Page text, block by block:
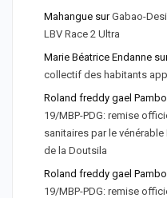
Mahangue surGabao-
LBV Race 2 Ultra
Marie Béatrice Endanne
collectif des habitants
Roland freddy gael
19/MBP-PDG: remise
sanitaires par le
de la Doutsila
Roland freddy gael
19/MBP-PDG: remise